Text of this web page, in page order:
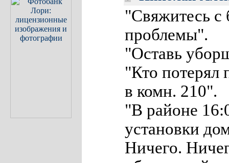
"Свяжитесь с
проблемы".
"Оставь
"Кто потерял
в комн. 210".
"В районе
установки
Ничего.